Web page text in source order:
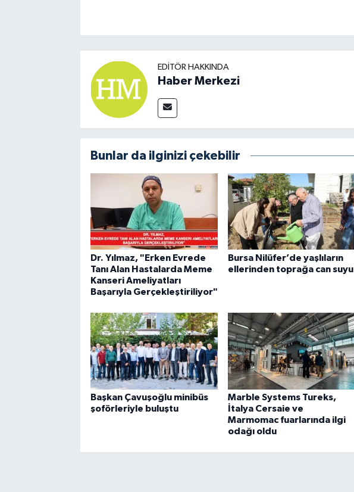
EDITÖR HAKKINDA
Haber Merkezi
Bunlar da ilginizi çekebilir
Dr. Yılmaz, "Erken Evrede
Tanı Alan Hastalarda Meme
Kanseri Ameliyatları
Başarıyla Gerçekleştiriliyor"
Bursa Nilüfer’de yaşlıların
ellerinden toprağa can suyu
Başkan Çavuşoğlu minibüs
şoförleriyle buluştu
Marble Systems Tureks,
İtalya Cersaie ve
Marmomac fuarlarında ilgi
odağı oldu